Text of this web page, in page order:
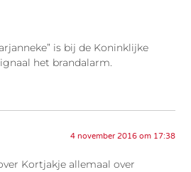
is bij de Koninklijke
het brandalarm.
4 november 2016 om 17:38
Kortjakje allemaal over